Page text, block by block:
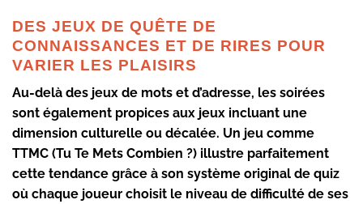
DES JEUX DE QUÊTE DE
CONNAISSANCES ET DE RIRES POUR
VARIER LES PLAISIRS
Au-delà des jeux de mots et d’adresse, les soirées
sont également propices aux jeux incluant une
dimension culturelle ou décalée. Un jeu comme
TTMC (Tu Te Mets Combien ?) illustre parfaitement
cette tendance grâce à son système original de quiz
où chaque joueur choisit le niveau de difficulté de ses